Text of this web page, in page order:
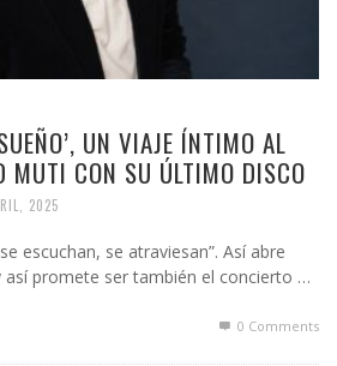
UN VIAJE ÍNTIMO AL
MUTI CON SU ÚLTIMO DISCO
2025
escuchan, se atraviesan”. Así abre
así promete ser también el concierto …
0 Comments